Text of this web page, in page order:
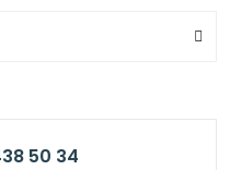
50 34